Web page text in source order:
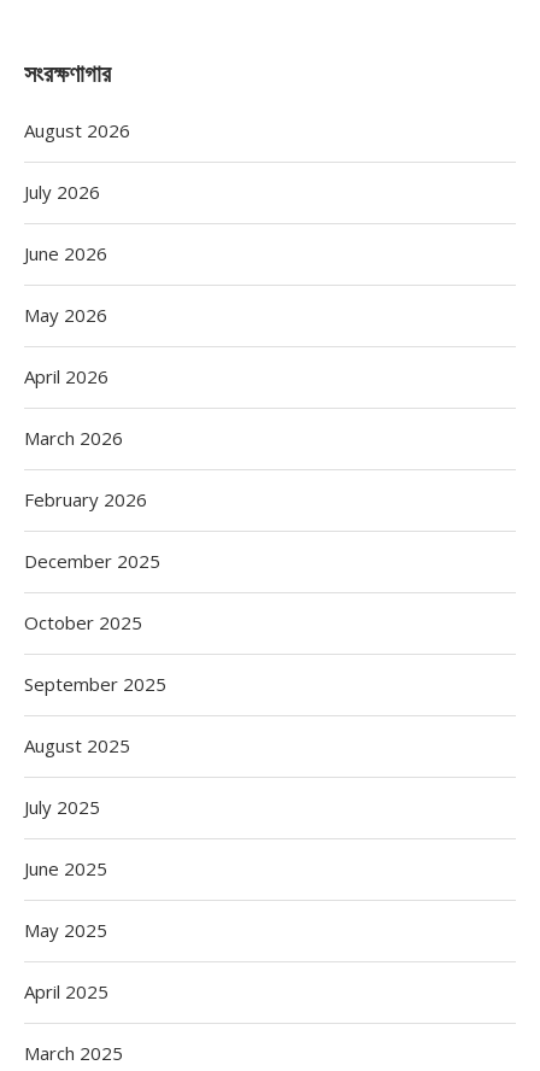
সংরক্ষণাগার
August 2026
July 2026
June 2026
May 2026
April 2026
March 2026
February 2026
December 2025
October 2025
September 2025
August 2025
July 2025
June 2025
May 2025
April 2025
March 2025